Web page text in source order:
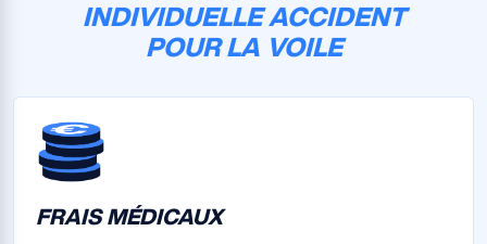
INDIVIDUELLE ACCIDENT
POUR LA VOILE
FRAIS MÉDICAUX